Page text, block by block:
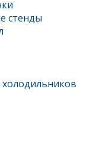
стенды